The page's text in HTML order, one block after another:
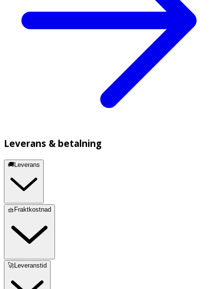
Leverans & betalning
🚚Leverans
🧺Fraktkostnad
🚀Leveranstid